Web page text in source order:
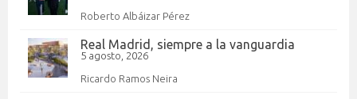
Roberto Albáizar Pérez
Real Madrid, siempre a la vanguardia
5 agosto, 2026
Ricardo Ramos Neira